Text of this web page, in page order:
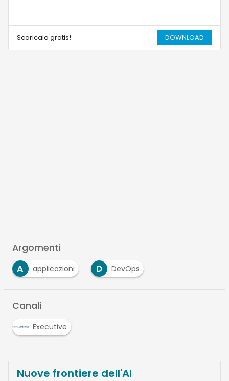
Scaricala gratis! DOWNLOAD
Argomenti
A
applicazioni D DevOps
Canali
Executive
Nuove frontiere dell'AI